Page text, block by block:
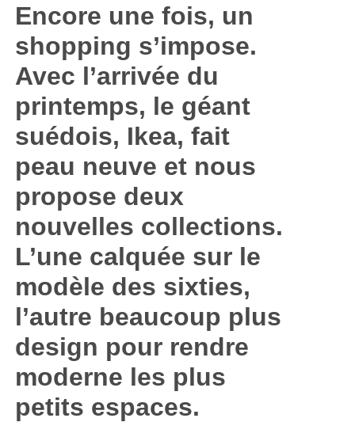
Encore une fois, un
shopping s’impose.
Avec l’arrivée du
printemps, le géant
suédois, Ikea, fait
peau neuve et nous
propose deux
nouvelles collections.
L’une calquée sur le
modèle des sixties,
l’autre beaucoup plus
design pour rendre
moderne les plus
petits espaces.